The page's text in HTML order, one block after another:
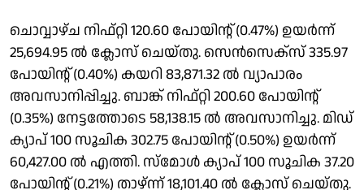
ചാെവ്വാഴ്ച നിഫ്റ്റി 120.60 പോയിന്റ് (0.47%) ഉയര്‍ന്ന്
25,694.95 ല്‍ ക്ലോസ് ചെയ്തു. സെന്‍സെക്‌സ് 335.97
പോയിന്റ് (0.40%) കയറി 83,871.32 ല്‍ വ്യാപാരം
അവസാനിപ്പിച്ചു. ബാങ്ക് നിഫ്റ്റി 200.60 പോയിന്റ്
(0.35%) നേട്ടത്തോടെ 58,138.15 ല്‍ അവസാനിച്ചു. മിഡ്
ക്യാപ് 100 സൂചിക 302.75 പോയിന്റ് (0.50%) ഉയര്‍ന്ന്
60,427.00 ല്‍ എത്തി. സ്‌മോള്‍ ക്യാപ് 100 സൂചിക 37.20
പോയിന്റ് (0.21%) താഴ്ന്ന് 18,101.40 ല്‍ ക്ലോസ് ചെയ്തു.